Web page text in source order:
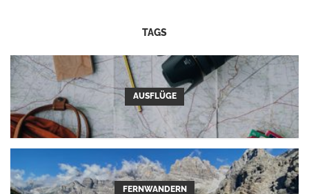
TAGS
AUSFLÜGE
FERNWANDERN